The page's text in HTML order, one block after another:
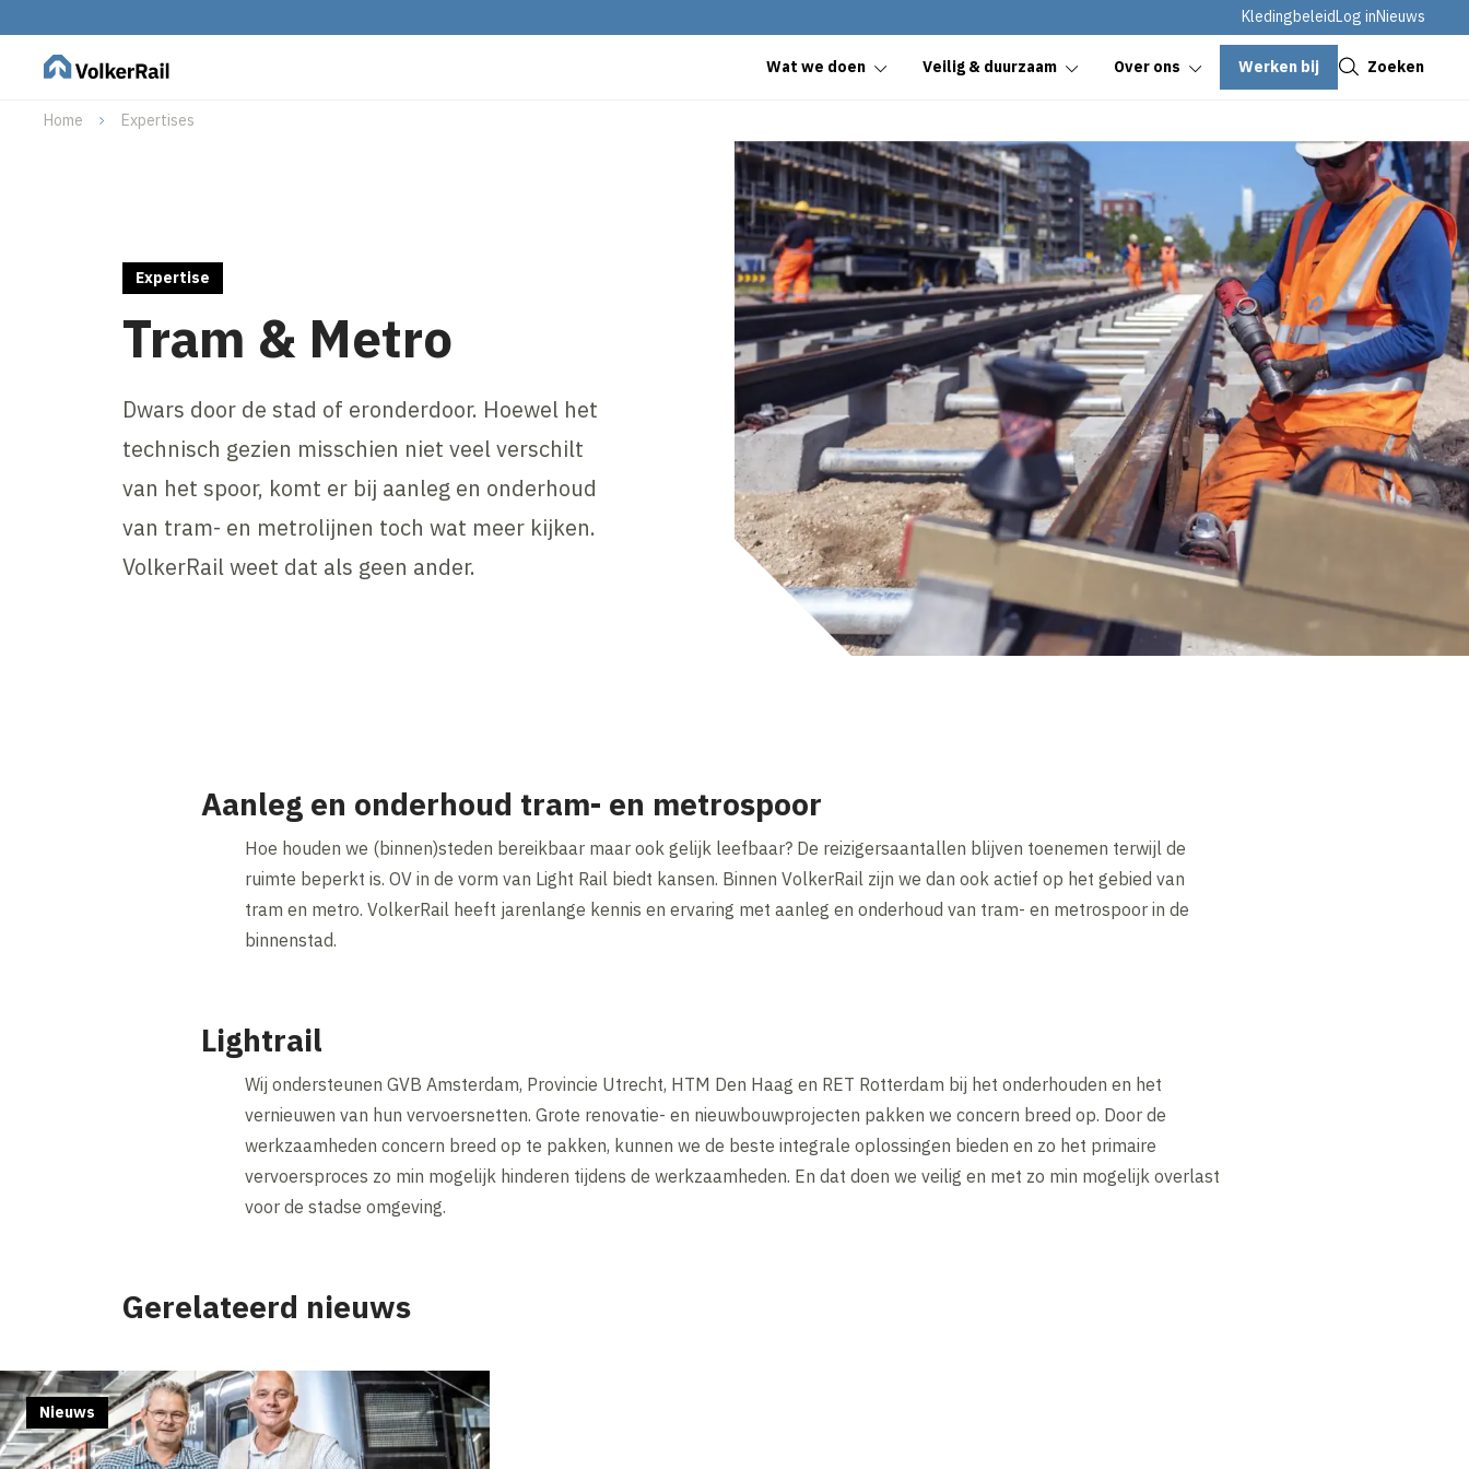
KledingbeleidLog inNieuws
Wat we doen Veilig & duurzaam Over ons Werken bij Zoeken
Home Expertises
Expertise
Tram & Metro
Dwars door de stad of eronderdoor. Hoewel het
technisch gezien misschien niet veel verschilt
van het spoor, komt er bij aanleg en onderhoud
van tram- en metrolijnen toch wat meer kijken.
VolkerRail weet dat als geen ander.
Aanleg en onderhoud tram- en metrospoor
Hoe houden we (binnen)steden bereikbaar maar ook gelijk leefbaar? De reizigersaantallen blijven toenemen terwijl de
ruimte beperkt is. OV in de vorm van Light Rail biedt kansen. Binnen VolkerRail zijn we dan ook actief op het gebied van
tram en metro. VolkerRail heeft jarenlange kennis en ervaring met aanleg en onderhoud van tram- en metrospoor in de
binnenstad.
Lightrail
Wij ondersteunen GVB Amsterdam, Provincie Utrecht, HTM Den Haag en RET Rotterdam bij het onderhouden en het
vernieuwen van hun vervoersnetten. Grote renovatie- en nieuwbouwprojecten pakken we concern breed op. Door de
werkzaamheden concern breed op te pakken, kunnen we de beste integrale oplossingen bieden en zo het primaire
vervoersproces zo min mogelijk hinderen tijdens de werkzaamheden. En dat doen we veilig en met zo min mogelijk overlast
voor de stadse omgeving.
Gerelateerd nieuws
Nieuws
Sluiten